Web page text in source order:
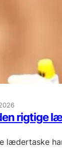
rigtige
lædertaske